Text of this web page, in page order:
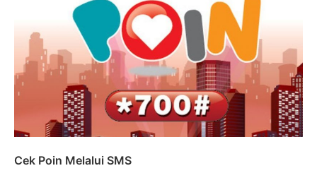
Cek Poin Melalui SMS